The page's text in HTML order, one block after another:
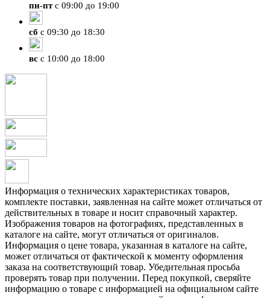
пн-птс 09:00 до 19:00
сб с 09:30 до 18:30
вс с 10:00 до 18:00
Информация о технических характеристиках товаров,
комплекте поставки, заявленная на сайте может отличаться от
действительных в товаре и носит справочный характер.
Изображения товаров на фотографиях, представленных в
каталоге на сайте, могут отличаться от оригиналов.
Информация о цене товара, указанная в каталоге на сайте,
может отличаться от фактической к моменту оформления
заказа на соответствующий товар. Убедительная просьба
проверять товар при получении. Перед покупкой, сверяйте
информацию о товаре с информацией на официальном сайте